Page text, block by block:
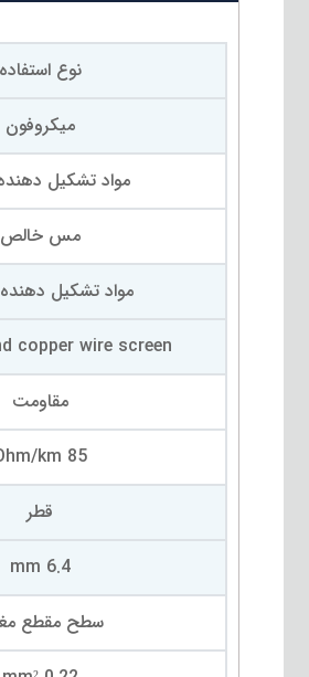
نوع استفاده
میکروفون
مواد تشکیل
مس خالص
مواد تشکیل
copper wire screen
مقاومت
85 Ohm/km
قطر
6.4 mm
سطح مقطع